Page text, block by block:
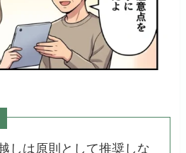
しは原則として推奨しな